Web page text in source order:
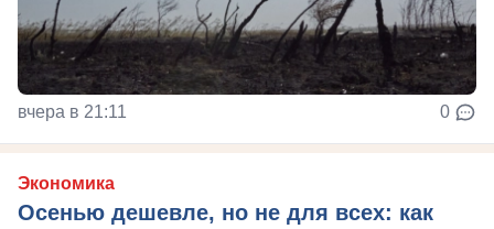
вчера в 21:11 0
Экономика
Осенью дешевле, но не для всех: как